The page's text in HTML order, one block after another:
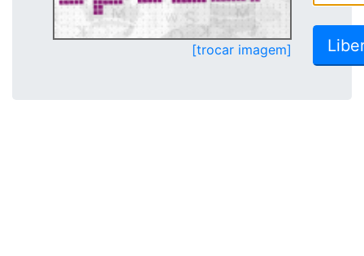
[trocar imagem]